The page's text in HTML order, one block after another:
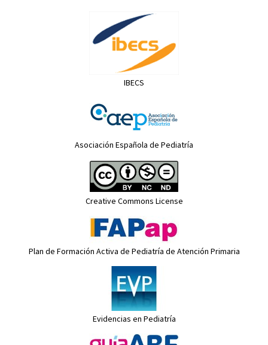
IBECS
Asociación Española de Pediatría
Creative Commons License
Plan de Formación Activa de Pediatría de Atención Primaria
Evidencias en Pediatría